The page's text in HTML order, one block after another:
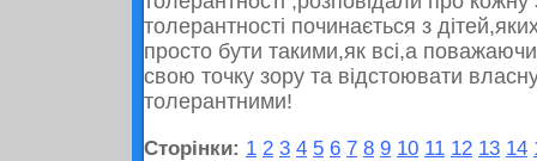
толерантності починається з
просто бути такими,як всі,а
свою точку зору та відстоювати
толерантними!
Сторінки: 1 2 3 4 5 6 7 8 9 10 11 12 13 14